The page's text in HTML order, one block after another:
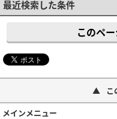
最近検索した条件
このペ
こ
メインメニュー